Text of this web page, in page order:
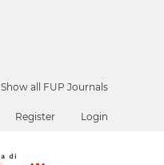
Show all FUP Journals
Register Login